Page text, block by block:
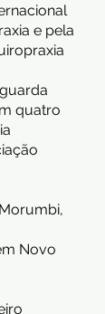
e pela
quatro
Novo